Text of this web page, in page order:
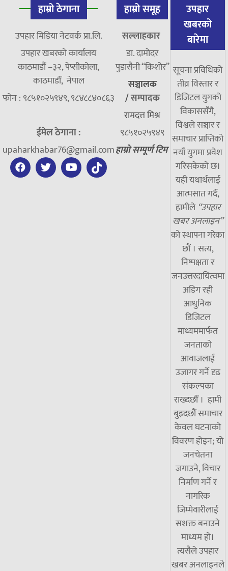
हाम्रो ठेगाना
उपहार मिडिया नेटवर्क प्रा.लि.
उपहार खबरको कार्यालय
काठमाडौं –३२, पेप्सीकोला,
काठमाडौँ, नेपाल
फोन : ९८५१०२५९४९, ९८४८८४०८६३
ईमेल ठेगाना :
upaharkhabar76@gmail.com
हाम्रो समूह
सल्लाहकार
डा. दामाेदर
पुडासैनी “किशाेर”
सञ्चालक
/सम्पादक
रामदत्त मिश्र
९८५१०२५९४९
हाम्रो सम्पूर्ण टिम
उपहार
खबरको
बारेमा
सूचना प्रविधिको
तीव्र विस्तार र
डिजिटल युगको
विकाससँगै,
विश्वले सञ्चार र
समाचार प्राप्तिको
नयाँ युगमा प्रवेश
गरिसकेको छ।
यही यथार्थलाई
आत्मसात गर्दै,
हामीले “उपहार
खबर अनलाइन”
को स्थापना गरेका
छौं । सत्य,
निष्पक्षता र
जनउत्तरदायित्वमा
अडिग रही
आधुनिक
डिजिटल
माध्यममार्फत
जनताको
आवाजलाई
उजागर गर्ने दृढ
संकल्पका
राख्दछौँ । हामी
बुझ्दछौं समाचार
केवल घटनाको
विवरण होइन; यो
जनचेतना
जगाउने, विचार
निर्माण गर्ने र
नागरिक
जिम्मेवारीलाई
सशक्त बनाउने
माध्यम हो।
त्यसैले उपहार
खबर अनलाइनले